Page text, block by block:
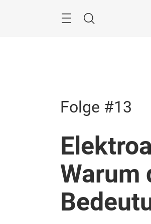
Suche
Folge #13
Warum